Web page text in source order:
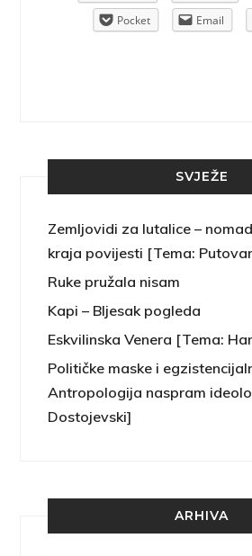
Pocket
Email
SVJEŽE
Zemljovidi za lutalice –
kraja povijesti [Tema:
Ruke pružala nisam
Kapi – Bljesak pogleda
Eskvilinska Venera [Tema:
Političke maske i
Antropologija naspram
Dostojevski]
ARHIVA